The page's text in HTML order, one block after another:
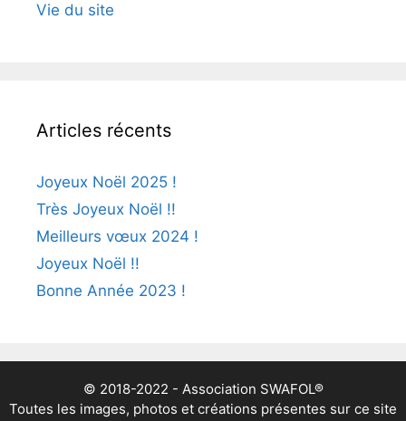
Vie du site
Articles récents
Joyeux Noël 2025 !
Très Joyeux Noël !!
Meilleurs vœux 2024 !
Joyeux Noël !!
Bonne Année 2023 !
© 2018-2022 - Association SWAFOL®
Toutes les images, photos et créations présentes sur ce site